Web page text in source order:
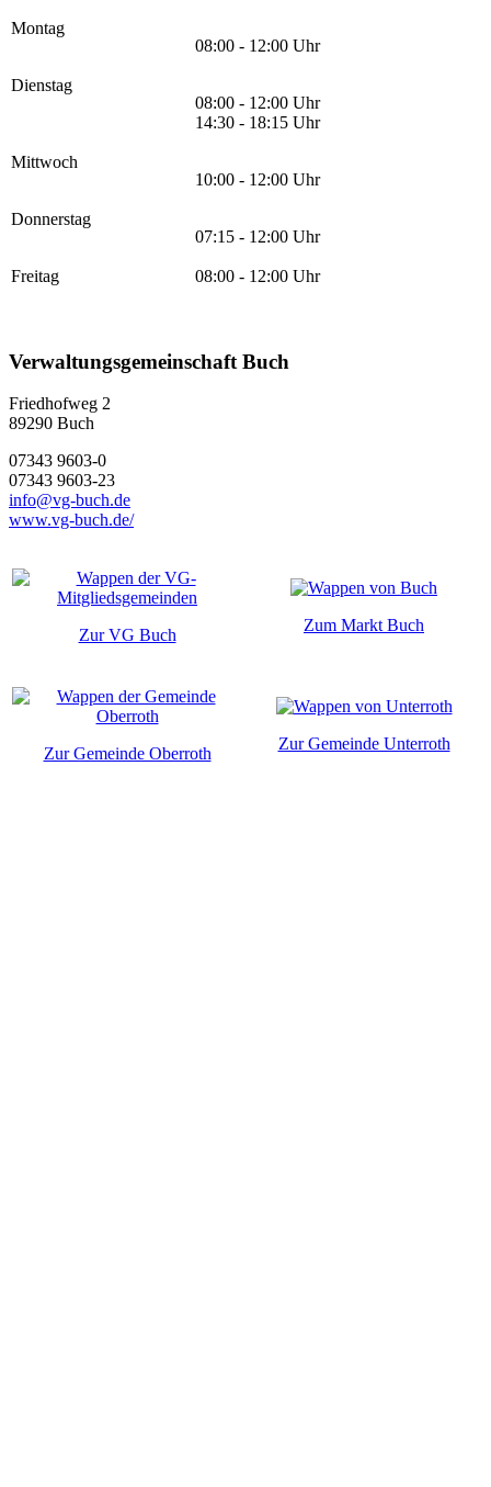
Montag
08:00 - 12:00 Uhr
Dienstag
08:00 - 12:00 Uhr
14:30 - 18:15 Uhr
Mittwoch
10:00 - 12:00 Uhr
Donnerstag
07:15 - 12:00 Uhr
Freitag 08:00 - 12:00 Uhr
Verwaltungsgemeinschaft Buch
Friedhofweg 2
89290 Buch
07343 9603-0
07343 9603-23
info@vg-buch.de
www.vg-buch.de/
Zur VG Buch
Zum Markt Buch
Zur Gemeinde Oberroth
Zur Gemeinde Unterroth